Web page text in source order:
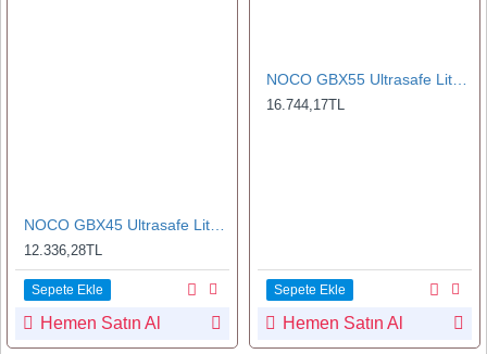
12.336,28TL
Sepete Ekle
Hemen Satın Al
NOCO GBX55 Ultrasafe Lityum Akü Takviye Cihazı + Powerbank 1750A
16.744,17TL
Sepete Ekle
Hemen Satın Al